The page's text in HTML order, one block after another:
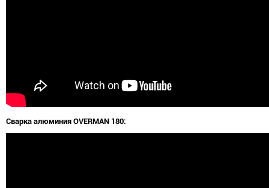
Сварка алюминия OVERMAN 180: